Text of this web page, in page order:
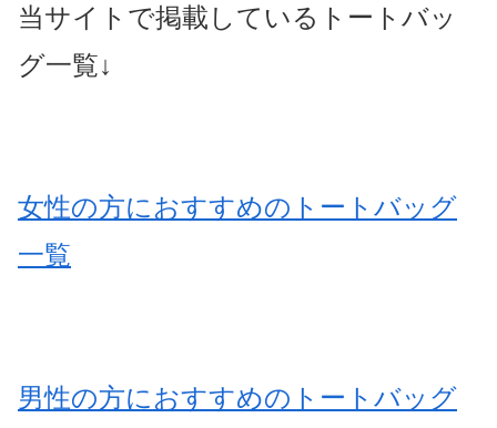
当サイトで掲載しているトートバッ
グ一覧↓
女性の方におすすめのトートバッグ
一覧
男性の方におすすめのトートバッグ